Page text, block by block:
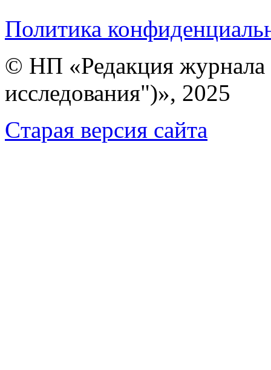
Политика
© НП «Редакция
исследования")», 2025
Cтарая версия сайта